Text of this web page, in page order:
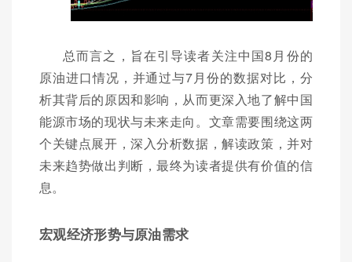
总而言之，旨在引导读者关注中国8月份的
原油进口情况，并通过与7月份的数据对比，分
析其背后的原因和影响，从而更深入地了解中国
能源市场的现状与未来走向。文章需要围绕这两
个关键点展开，深入分析数据，解读政策，并对
未来趋势做出判断，最终为读者提供有价值的信
息。
宏观经济形势与原油需求